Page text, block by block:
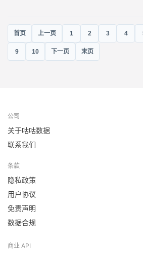
首页 上一页 1 2 3 4
9 10 下一页 末页
公司
关于咕咕数据
联系我们
条款
隐私政策
用户协议
免责声明
数据合规
商业 API